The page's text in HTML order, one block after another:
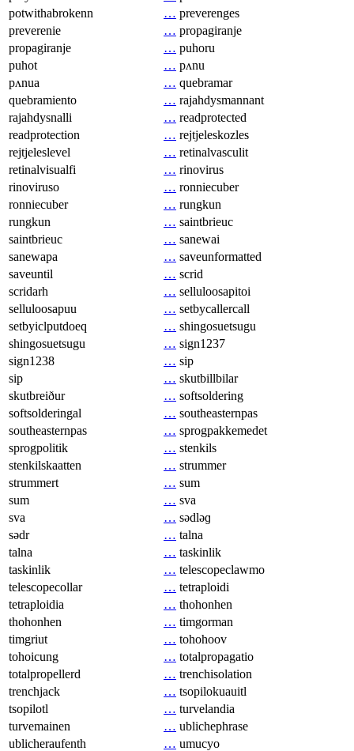
potwithabrokenn
… preverenges
preverenie
… propagiranje
propagiranje
… puhoru
puhot
… pʌnu
pʌnua
… quebramar
quebramiento
… rajahdysmannant
rajahdysnalli
… readprotected
readprotection
… rejtjeleskozles
rejtjeleslevel
… retinalvasculit
retinalvisualfi
… rinovirus
rinoviruso
… ronniecuber
ronniecuber
… rungkun
rungkun
… saintbrieuc
saintbrieuc
… sanewai
sanewapa
… saveunformatted
saveuntil
… scrid
scridarh
… selluloosapitoi
selluloosapuu
… setbycallercall
setbyiclputdoeq
… shingosuetsugu
shingosuetsugu
… sign1237
sign1238
… sip
sip
… skutbillbilar
skutbreiður
… softsoldering
softsolderingal
… southeasternpas
southeasternpas
… sprogpakkemedet
sprogpolitik
… stenkils
stenkilskaatten
… strummer
strummert
… sum
sum
… sva
sva
… sədləɡ
sədr
… talna
talna
… taskinlik
taskinlik
… telescopeclawmo
telescopecollar
… tetraploidi
tetraploidia
… thohonhen
thohonhen
… timgorman
timgriut
… tohohoov
tohoicung
… totalpropagatio
totalpropellerd
… trenchisolation
trenchjack
… tsopilokuauitl
tsopilotl
… turvelandia
turvemainen
… ublichephrase
ublicheraufenth
… umucyo